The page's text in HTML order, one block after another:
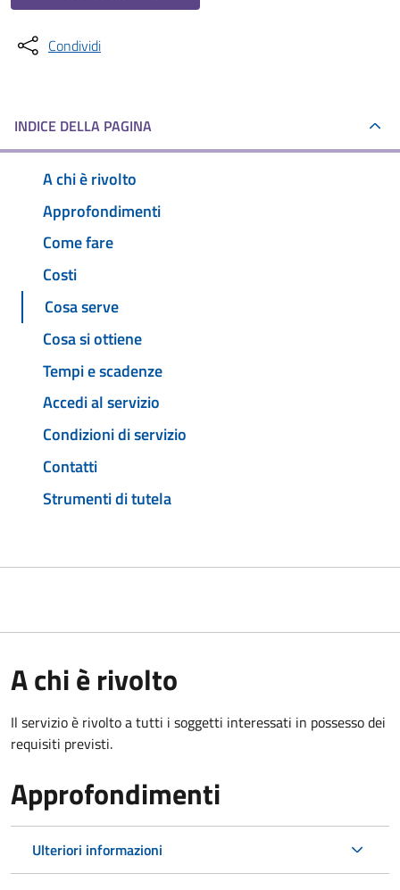
Condividi
INDICE DELLA PAGINA
A chi è rivolto
Approfondimenti
Come fare
Costi
Cosa serve
Cosa si ottiene
Tempi e scadenze
Accedi al servizio
Condizioni di servizio
Contatti
Strumenti di tutela
A chi è rivolto
Il servizio è rivolto a tutti i soggetti interessati in possesso dei
requisiti previsti.
Approfondimenti
Ulteriori informazioni